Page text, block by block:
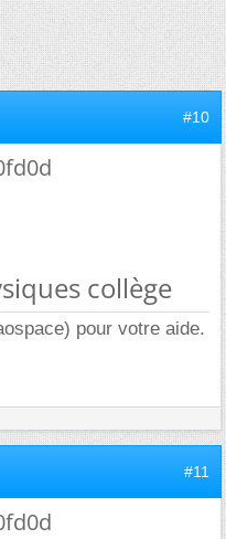
#10
collège
pour votre aide.
#11